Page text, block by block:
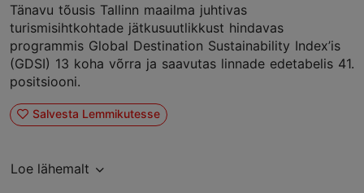
Tänavu tõusis Tallinn maailma juhtivas
turismisihtkohtade jätkusuutlikkust hindavas
programmis Global Destination Sustainability Index’is
(GDSI) 13 koha võrra ja saavutas linnade edetabelis 41.
positsiooni.
Salvesta Lemmikutesse
Loe lähemalt